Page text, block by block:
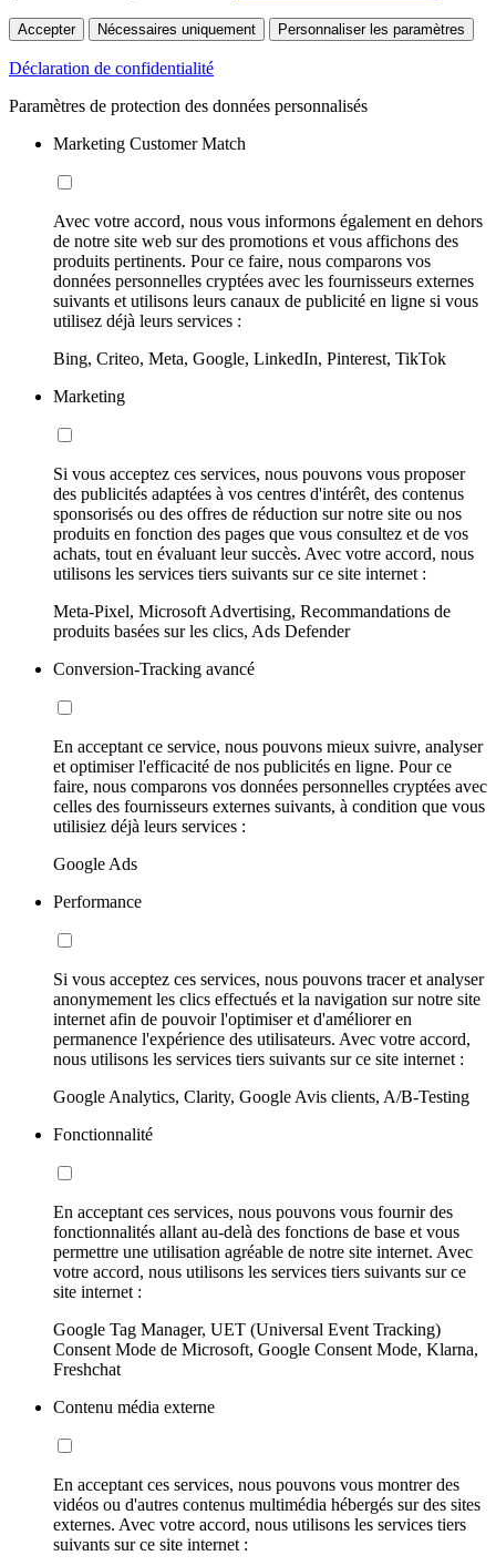
Accepter Nécessaires uniquement Personnaliser les paramètres
Déclaration de confidentialité
Paramètres de protection des données personnalisés
Marketing Customer Match
Avec votre accord, nous vous informons également en dehors
de notre site web sur des promotions et vous affichons des
produits pertinents. Pour ce faire, nous comparons vos
données personnelles cryptées avec les fournisseurs externes
suivants et utilisons leurs canaux de publicité en ligne si vous
utilisez déjà leurs services :
Bing, Criteo, Meta, Google, LinkedIn, Pinterest, TikTok
Marketing
Si vous acceptez ces services, nous pouvons vous proposer
des publicités adaptées à vos centres d'intérêt, des contenus
sponsorisés ou des offres de réduction sur notre site ou nos
produits en fonction des pages que vous consultez et de vos
achats, tout en évaluant leur succès. Avec votre accord, nous
utilisons les services tiers suivants sur ce site internet :
Meta-Pixel, Microsoft Advertising, Recommandations de
produits basées sur les clics, Ads Defender
Conversion-Tracking avancé
En acceptant ce service, nous pouvons mieux suivre, analyser
et optimiser l'efficacité de nos publicités en ligne. Pour ce
faire, nous comparons vos données personnelles cryptées avec
celles des fournisseurs externes suivants, à condition que vous
utilisiez déjà leurs services :
Google Ads
Performance
Si vous acceptez ces services, nous pouvons tracer et analyser
anonymement les clics effectués et la navigation sur notre site
internet afin de pouvoir l'optimiser et d'améliorer en
permanence l'expérience des utilisateurs. Avec votre accord,
nous utilisons les services tiers suivants sur ce site internet :
Google Analytics, Clarity, Google Avis clients, A/B-Testing
Fonctionnalité
En acceptant ces services, nous pouvons vous fournir des
fonctionnalités allant au-delà des fonctions de base et vous
permettre une utilisation agréable de notre site internet. Avec
votre accord, nous utilisons les services tiers suivants sur ce
site internet :
Google Tag Manager, UET (Universal Event Tracking)
Consent Mode de Microsoft, Google Consent Mode, Klarna,
Freshchat
Contenu média externe
En acceptant ces services, nous pouvons vous montrer des
vidéos ou d'autres contenus multimédia hébergés sur des sites
externes. Avec votre accord, nous utilisons les services tiers
suivants sur ce site internet :